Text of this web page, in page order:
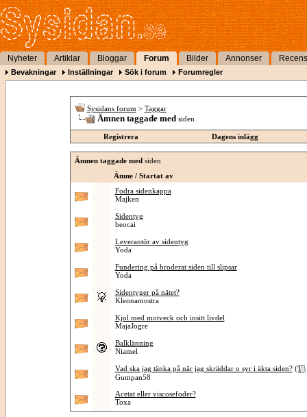
Nyheter Artiklar Bloggar Forum Bilder Annonser
Bevakningar Inställningar Sök i forum Forumregler
Sysidans forum > Taggar
Ämnen taggade med siden
Registrera Dagens inlägg
Ämnen taggade med siden
Ämne / Startat av
Fodra sidenkappa
Majken
Sidentyg
beocai
Leverantör av sidentyg
Yoda
Fundering på broderat siden till slipsar
Yoda
Sidentyger på nätet?
Kleonamostra
Kjol med motveck och insitt livdel
MajaJogre
Balklänning
Niamel
Vad ska jag tänka på när jag skräddar o syr i äkta siden? (
Gumpan58
Acetat eller viscosefoder?
Toxa